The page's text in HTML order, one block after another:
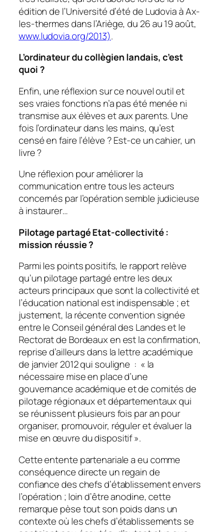
édition de l’Université d’été de Ludovia à Ax-
les-thermes dans l’Ariège, du 26 au 19 août,
www.ludovia.org/2013).
L’ordinateur du collègien landais, c’est
quoi ?
Enfin, une réflexion sur ce nouvel outil et
ses vraies fonctions n’a pas été menée ni
transmise aux élèves et aux parents. Une
fois l’ordinateur dans les mains, qu’est
censé en faire l’élève ? Est-ce un cahier, un
livre ?
Une réflexion pour améliorer la
communication entre tous les acteurs
concernés par l’opération semble judicieuse
à instaurer…
Pilotage partagé Etat-collectivité :
mission réussie ?
Parmi les points positifs, le rapport relève
qu’un pilotage partagé entre les deux
acteurs principaux que sont la collectivité et
l’éducation national est indispensable ; et
justement, la récente convention signée
entre le Conseil général des Landes et le
Rectorat de Bordeaux en est la confirmation,
reprise d’ailleurs dans la lettre académique
de janvier 2012 qui souligne : « la
nécessaire mise en place d’une
gouvernance académique et de comités de
pilotage régionaux et départementaux qui
se réunissent plusieurs fois par an pour
organiser, promouvoir, réguler et évaluer la
mise en œuvre du dispositif».
Cette entente partenariale a eu comme
conséquence directe un regain de
confiance des chefs d’établissement envers
l’opération ; loin d’être anodine, cette
remarque pèse tout son poids dans un
contexte où les chefs d’établissements se